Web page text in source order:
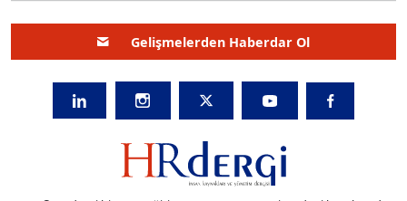
Gelişmelerden Haberdar Ol